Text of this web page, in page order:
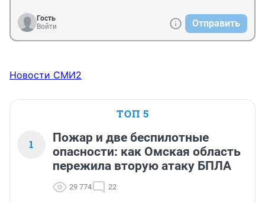
Гость
Войти
Отправить
Новости СМИ2
ТОП 5
1
Пожар и две беспилотные
опасности: как Омская область
пережила вторую атаку БПЛА
29 774 22